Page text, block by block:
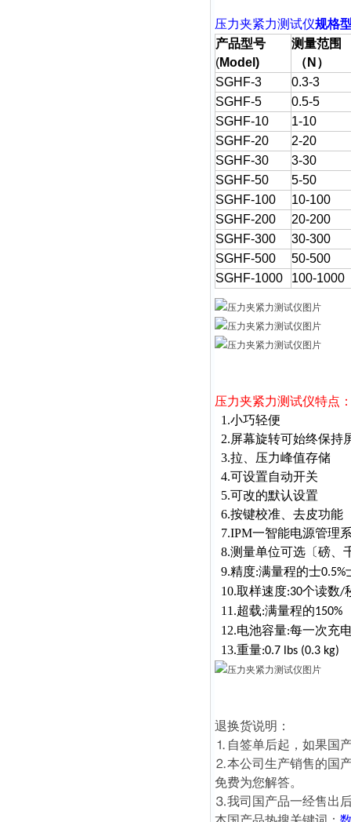
压力夹紧力测试仪规格
产品型号
(Model)
测量范围
（ N ）
SGHF-3
0.3-3
SGHF-5
0.5-5
SGHF-10
1-10
SGHF-20
2-20
SGHF-30
3-30
SGHF-50
5-50
SGHF-100
10-100
SGHF-200
20-200
SGHF-300
30-300
SGHF-500
50-500
SGHF-1000
100-1000
压力夹紧力测试仪特点
1.小巧轻便
2.屏幕旋转可始终保持
3.拉、压力峰值存储
4.可设置自动开关
5.可改的默认设置
6.按键校准、去皮功能
7.IPM一智能电源管理
8.测量单位可选〔磅、
9.精度:满量程的士0.5%
10.取样速度:30个读数/
11.超载:满量程的150%
12.电池容量:每一次充
13.重量:0.7 lbs (0.3 kg)
退换货说明：
⒈自签单后起，如果国
⒉本公司生产销售的国
免费为您解答。
⒊我司国产品一经售出